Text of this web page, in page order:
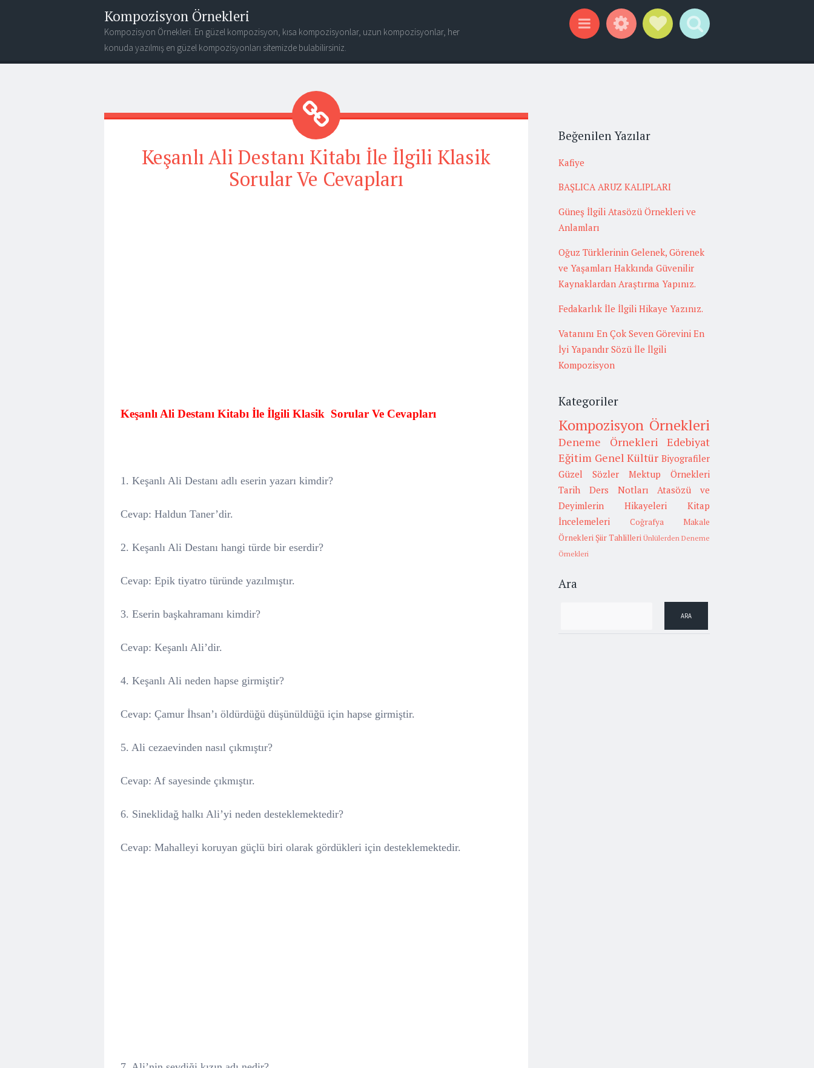
Kompozisyon Örnekleri
Kompozisyon Örnekleri. En güzel kompozisyon, kısa kompozisyonlar, uzun kompozisyonlar, her
konuda yazılmış en güzel kompozisyonları sitemizde bulabilirsiniz.
Keşanlı Ali Destanı Kitabı İle İlgili Klasik
Sorular Ve Cevapları
Keşanlı Ali Destanı Kitabı İle İlgili Klasik Sorular Ve Cevapları
1. Keşanlı Ali Destanı adlı eserin yazarı kimdir?
Cevap: Haldun Taner’dir.
2. Keşanlı Ali Destanı hangi türde bir eserdir?
Cevap: Epik tiyatro türünde yazılmıştır.
3. Eserin başkahramanı kimdir?
Cevap: Keşanlı Ali’dir.
4. Keşanlı Ali neden hapse girmiştir?
Cevap: Çamur İhsan’ı öldürdüğü düşünüldüğü için hapse girmiştir.
5. Ali cezaevinden nasıl çıkmıştır?
Cevap: Af sayesinde çıkmıştır.
6. Sineklidağ halkı Ali’yi neden desteklemektedir?
Cevap: Mahalleyi koruyan güçlü biri olarak gördükleri için desteklemektedir.
Beğenilen Yazılar
Kafiye
BAŞLICA ARUZ KALIPLARI
Güneş İlgili Atasözü Örnekleri ve
Anlamları
Oğuz Türklerinin Gelenek, Görenek
ve Yaşamları Hakkında Güvenilir
Kaynaklardan Araştırma Yapınız.
Fedakarlık İle İlgili Hikaye Yazınız.
Vatanını En Çok Seven Görevini En
İyi Yapandır Sözü İle İlgili
Kompozisyon
Kategoriler
Kompozisyon Örnekleri
Deneme Örnekleri
Edebiyat
Eğitim Genel Kültür Biyografiler
Güzel Sözler
Mektup Örnekleri
Tarih
Ders Notları
Atasözü ve
Deyimlerin Hikayeleri
Kitap
İncelemeleri
Coğrafya
Makale
Örnekleri Şiir Tahlilleri Ünlülerden Deneme
Örnekleri
Ara